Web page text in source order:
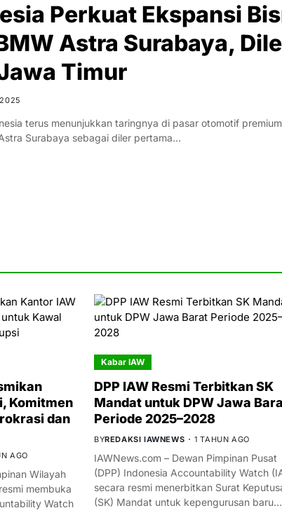
Perkuat Ekspansi
Astra Surabaya,
Timur
terus menunjukkan taringnya di pasar otomotif
Surabaya sebagai diler pertama…
Komitmen
dan
AGO
Wilayah
membuka
Watch
Kabar IAW
DPP IAW Resmi Terbitkan SK
Mandat untuk DPW Jawa
Periode 2025–2028
BYREDAKSI IAWNEWS 1 TAHUN AGO
IAWNews.com – Dewan Pimpinan Pusat
(DPP) Indonesia Accountability Watch
secara resmi menerbitkan Surat
(SK) Mandat untuk kepengurusan baru…